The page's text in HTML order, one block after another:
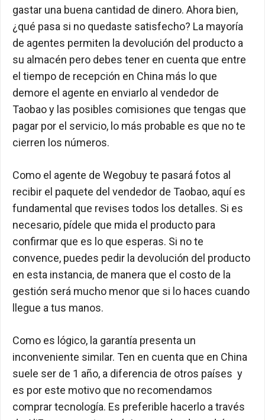
gastar una buena cantidad de dinero. Ahora bien,
¿qué pasa si no quedaste satisfecho? La mayoría
de agentes permiten la devolución del producto a
su almacén pero debes tener en cuenta que entre
el tiempo de recepción en China más lo que
demore el agente en enviarlo al vendedor de
Taobao y las posibles comisiones que tengas que
pagar por el servicio, lo más probable es que no te
cierren los números.
Como el agente de Wegobuy te pasará fotos al
recibir el paquete del vendedor de Taobao, aquí es
fundamental que revises todos los detalles. Si es
necesario, pídele que mida el producto para
confirmar que es lo que esperas. Si no te
convence, puedes pedir la devolución del producto
en esta instancia, de manera que el costo de la
gestión será mucho menor que si lo haces cuando
llegue a tus manos.
Como es lógico, la garantía presenta un
inconveniente similar. Ten en cuenta que en China
suele ser de 1 año, a diferencia de otros países y
es por este motivo que no recomendamos
comprar tecnología. Es preferible hacerlo a través